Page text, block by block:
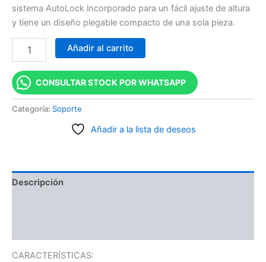
sistema AutoLock incorporado para un fácil ajuste de altura
y tiene un diseño plegable compacto de una sola pieza.
Añadir al carrito
CONSULTAR STOCK POR WHATSAPP
Categoría: Soporte
Añadir a la lista de deseos
Descripción
CARACTERÍSTICAS: